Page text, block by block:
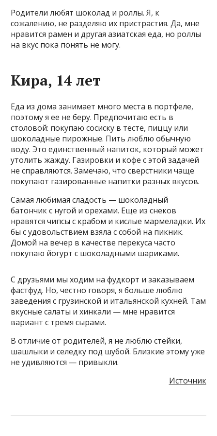
Родители любят шоколад и роллы. Я, к
сожалению, не разделяю их пристрастия. Да, мне
нравится рамен и другая азиатская еда, но роллы
на вкус пока понять не могу.
Кира, 14 лет
Еда из дома занимает много места в портфеле,
поэтому я ее не беру. Предпочитаю есть в
столовой: покупаю сосиску в тесте, пиццу или
шоколадные пирожные. Пить люблю обычную
воду. Это единственный напиток, который может
утолить жажду. Газировки и кофе с этой задачей
не справляются. Замечаю, что сверстники чаще
покупают газированные напитки разных вкусов.
Самая любимая сладость — шоколадный
батончик с нугой и орехами. Еще из снеков
нравятся чипсы с крабом и кислые мармеладки. Их
бы с удовольствием взяла с собой на пикник.
Домой на вечер в качестве перекуса часто
покупаю йогурт с шоколадными шариками.
С друзьями мы ходим на фудкорт и заказываем
фастфуд. Но, честно говоря, я больше люблю
заведения с грузинской и итальянской кухней. Там
вкусные салаты и хинкали — мне нравится
вариант с тремя сырами.
В отличие от родителей, я не люблю стейки,
шашлыки и селедку под шубой. Близкие этому уже
не удивляются — привыкли.
Источник